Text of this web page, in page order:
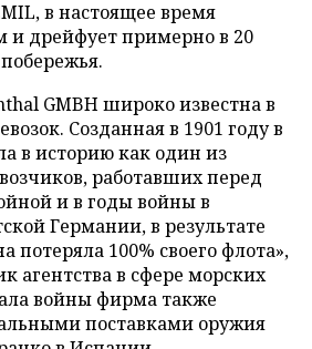
в настоящее время
и дрейфует примерно в 20
GMBH широко известна в
Созданная в 1901 году в
в историю как один из
работавших перед
и в годы войны в
Германии, в результате
потеряла 100% своего флота»,
агентства в сфере морских
войны фирма также
поставками оружия